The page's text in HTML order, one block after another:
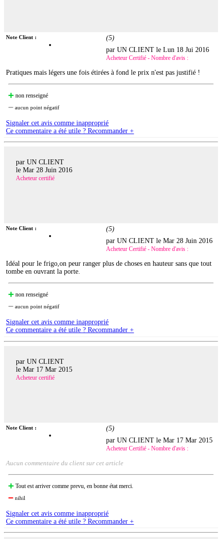
Note Client : (5)
par UN CLIENT leLun 18 Jui 2016
Acheteur Certifié - Nombre d'avis :
Pratiques mais légers une fois étirées à fond le prix n'est pas justifié !
non renseigné
aucun point négatif
Signaler cet avis comme inapproprié
Ce commentaire a été utile ? Recommander +
par UN CLIENT
le Mar 28 Juin 2016
Acheteur certifié
Note Client : (5)
par UN CLIENT leMar 28 Juin 2016
Acheteur Certifié - Nombre d'avis :
Idéal pour le frigo,on peur ranger plus de choses en hauteur sans que tout
tombe en ouvrant la porte.
non renseigné
aucun point négatif
Signaler cet avis comme inapproprié
Ce commentaire a été utile ? Recommander +
par UN CLIENT
le Mar 17 Mar 2015
Acheteur certifié
Note Client : (5)
par UN CLIENT leMar 17 Mar 2015
Acheteur Certifié - Nombre d'avis :
Aucun commentaire du client sur cet article
Tout est arriver comme prevu, en bonne état merci.
nihil
Signaler cet avis comme inapproprié
Ce commentaire a été utile ? Recommander +